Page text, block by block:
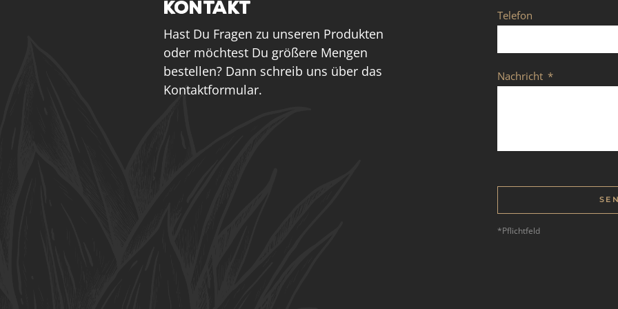
KONTAKT
Hast Du Fragen zu unseren Produkten
oder möchtest Du größere Mengen
bestellen? Dann schreib uns über das
Kontaktformular.
Telefon
Nachricht
*Pflichtfeld